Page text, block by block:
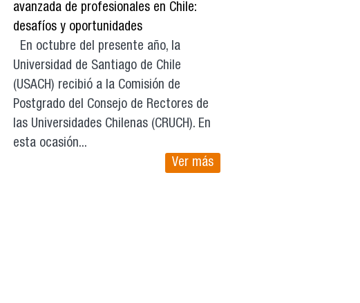
avanzada de profesionales en Chile:
desafíos y oportunidades
En octubre del presente año, la
Universidad de Santiago de Chile
(USACH) recibió a la Comisión de
Postgrado del Consejo de Rectores de
las Universidades Chilenas (CRUCH). En
esta ocasión...
Ver más